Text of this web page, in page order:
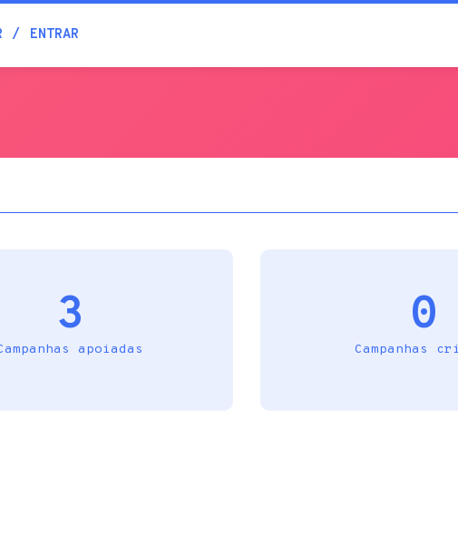
ENTRAR
3
apoiadas
0
Campanhas